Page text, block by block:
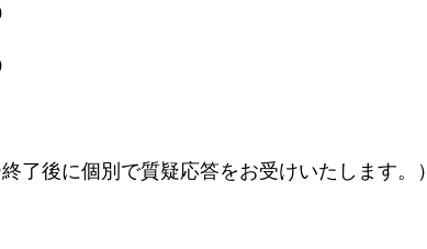
了後に個別で質疑応答をお受けいたします。）